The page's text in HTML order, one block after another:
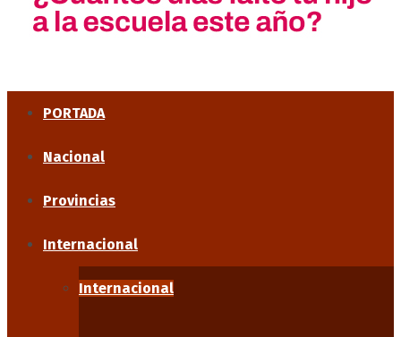
PORTADA
Nacional
Provincias
Internacional
Internacional